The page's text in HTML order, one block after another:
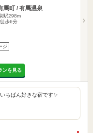
馬町 / 有馬温泉
駅298m
歩6分
ジ
ンを見る
ちばん好きな宿です✨